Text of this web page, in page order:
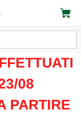
08
PARTIRE